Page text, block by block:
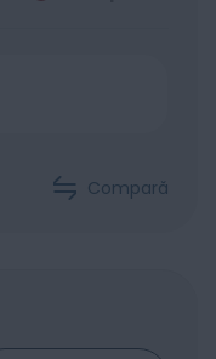
Compară